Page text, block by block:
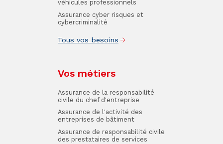
véhicules professionnels
Assurance cyber risques et
cybercriminalité
Tous vos besoins
Vos métiers
Assurance de la responsabilité
civile du chef d'entreprise
Assurance de l'activité des
entreprises de bâtiment
Assurance de responsabilité civile
des prestataires de services